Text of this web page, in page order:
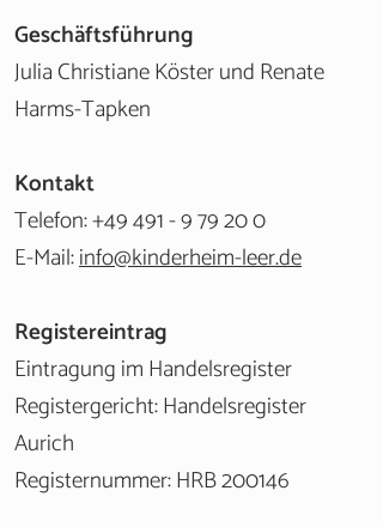
Geschäftsführung
Julia Christiane Köster und Renate
Harms-Tapken
Kontakt
Telefon:+49 491 - 9 79 20 0
E-Mail:info@kinderheim-leer.de
Registereintrag
Eintragung im Handelsregister
Registergericht: Handelsregister
Aurich
Registernummer: HRB 200146